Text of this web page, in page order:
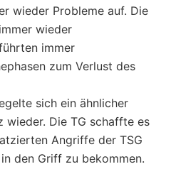
wieder Probleme auf. Die
wieder
immer
zum Verlust des
sich ein ähnlicher
wieder. Die TG schaffte es
Angriffe der TSG
den Griff zu bekommen.